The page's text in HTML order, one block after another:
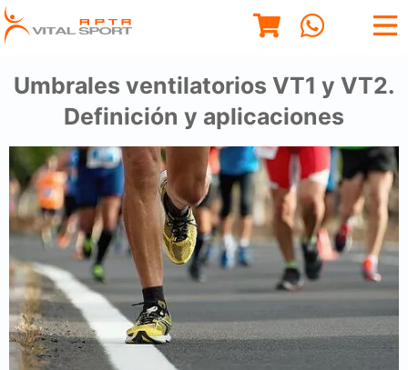
Umbrales ventilatorios VT1 y VT2.
Definición y aplicaciones